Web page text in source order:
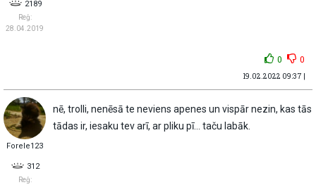
2189
Reģ:
28.04.2019
0 0
19.02.2022 09:37 |
Forele123
312
Reģ:
nē, trolli, nenēsā te neviens apenes un vispār nezin, kas tās
tādas ir, iesaku tev arī, ar pliku pī... taču labāk.